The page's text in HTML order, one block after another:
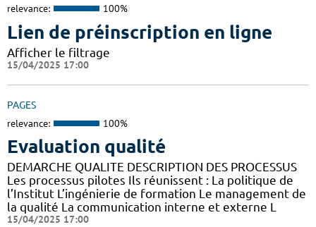
relevance: 100%
Lien de préinscription en ligne
Afficher le filtrage
15/04/2025 17:00
PAGES
relevance: 100%
Evaluation qualité
DEMARCHE QUALITE DESCRIPTION DES PROCESSUS
Les processus pilotes Ils réunissent : La politique de
l’Institut L’ingénierie de formation Le management de
la qualité La communication interne et externe L
15/04/2025 17:00